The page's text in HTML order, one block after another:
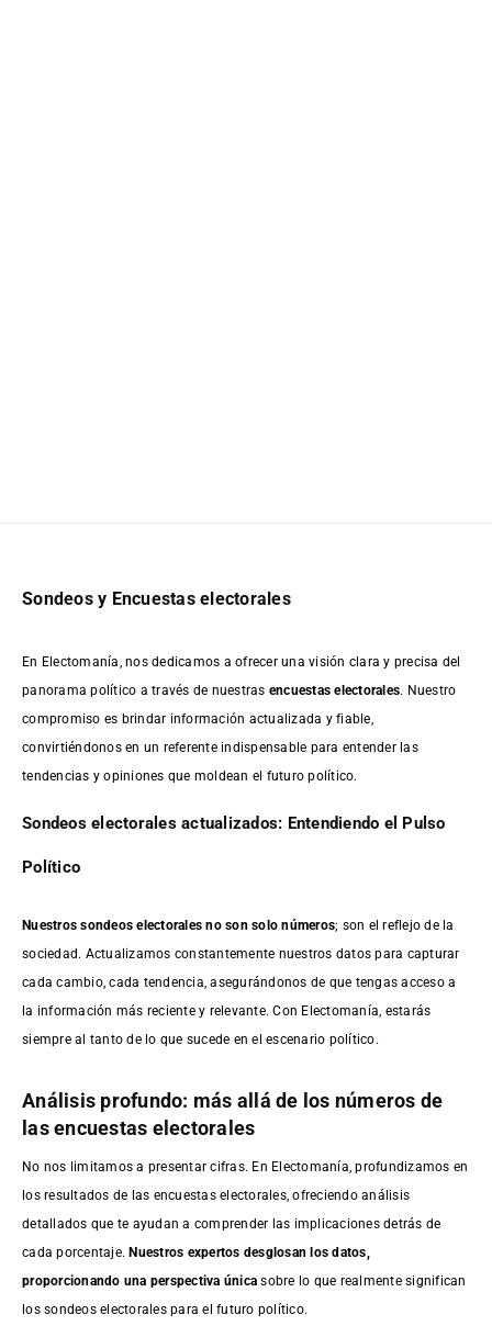
Sondeos y Encuestas electorales
En Electomanía, nos dedicamos a ofrecer una visión clara y precisa del
panorama político a través de nuestras encuestas electorales. Nuestro
compromiso es brindar información actualizada y fiable,
convirtiéndonos en un referente indispensable para entender las
tendencias y opiniones que moldean el futuro político.
Sondeos electorales actualizados: Entendiendo el Pulso
Político
Nuestros sondeos electorales no son solo números; son el reflejo de la
sociedad. Actualizamos constantemente nuestros datos para capturar
cada cambio, cada tendencia, asegurándonos de que tengas acceso a
la información más reciente y relevante. Con Electomanía, estarás
siempre al tanto de lo que sucede en el escenario político.
Análisis profundo: más allá de los números de
las encuestas electorales
No nos limitamos a presentar cifras. En Electomanía, profundizamos en
los resultados de las encuestas electorales, ofreciendo análisis
detallados que te ayudan a comprender las implicaciones detrás de
cada porcentaje.Nuestros expertos desglosan los datos,
proporcionando una perspectiva única sobre lo que realmente significan
los sondeos electorales para el futuro político.